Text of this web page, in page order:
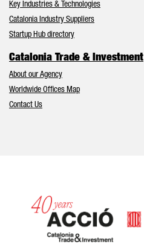
Key Industries & Technologies
Catalonia Industry Suppliers
Startup Hub directory
Catalonia Trade & Investment
About our Agency
Worldwide Offices Map
Contact Us